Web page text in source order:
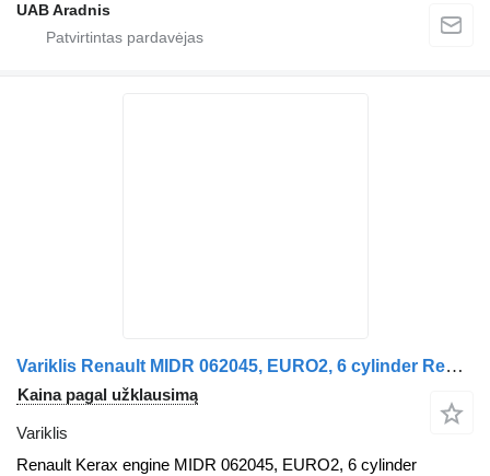
UAB Aradnis
Variklis Renault MIDR 062045, EURO2, 6 cylinder Renault vilkiko Renault Kerax
Kaina pagal užklausimą
Variklis
Renault Kerax engine MIDR 062045, EURO2, 6 cylinder